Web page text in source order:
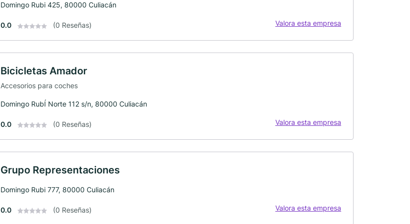
Domingo Rubi 425, 80000 Culiacán
0.0 (0 Reseñas) Valora esta empresa
Bicicletas Amador
Accesorios para coches
Domingo RubÍ Norte 112 s/n, 80000 Culiacán
0.0 (0 Reseñas) Valora esta empresa
Grupo Representaciones
Domingo Rubi 777, 80000 Culiacán
0.0 (0 Reseñas) Valora esta empresa